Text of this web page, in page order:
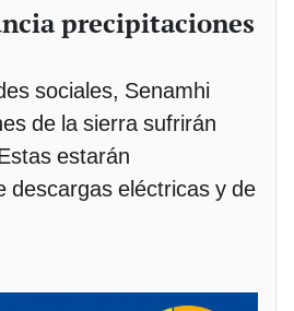
precipitaciones
sociales, Senamhi
de la sierra sufrirán
estarán
descargas eléctricas y de